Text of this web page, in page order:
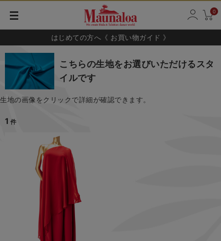
0
はじめての方へ《 お買い物ガイド 》
こちらの生地をお選びいただけるスタ
イルです
生地の画像をクリックで詳細が確認できます。
1 件